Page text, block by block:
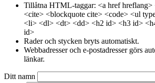
Tillåtna HTML-taggar: <a href hreflang>
<cite> <blockquote cite> <code> <ul
<li> <dl> <dt> <dd> <h2 id> <h3 id>
id>
Rader och stycken bryts automatiskt.
Webbadresser och e-postadresser görs
länkar.
Ditt namn